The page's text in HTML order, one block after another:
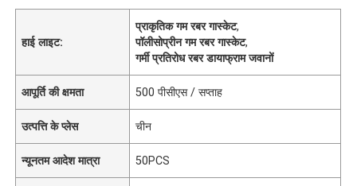
हाई लाइट:
प्राकृतिक गम रबर गास्केट,
पॉलीसोप्रीन गम रबर गास्केट,
गर्मी प्रतिरोध रबर डायाफ्राम जवानों
आपूर्ति की क्षमता 500 पीसीएस / सप्ताह
उत्पत्ति के प्लेस चीन
न्यूनतम आदेश मात्रा 50PCS